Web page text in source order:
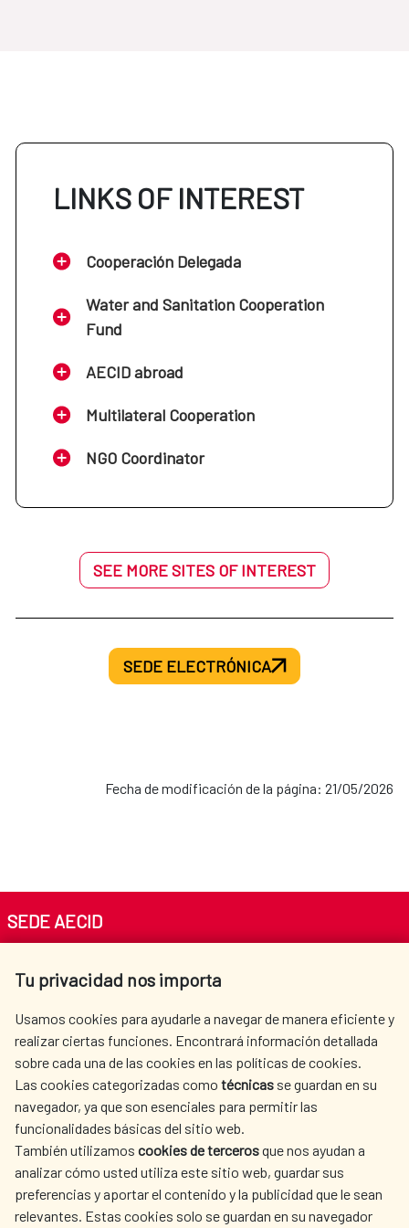
LINKS OF INTEREST
Cooperación Delegada
Water and Sanitation Cooperation
Fund
AECID abroad
Multilateral Cooperation
NGO Coordinator
SEE MORE SITES OF INTEREST
SEDE ELECTRÓNICA
Fecha de modificación de la página: 21/05/2026
Tu privacidad nos importa
Usamos cookies para ayudarle a navegar de manera eficiente y
realizar ciertas funciones. Encontrará información detallada
sobre cada una de las cookies en las políticas de cookies.
Las cookies categorizadas como técnicas se guardan en su
navegador, ya que son esenciales para permitir las
funcionalidades básicas del sitio web.
También utilizamos cookies de tercerosque nos ayudan a
analizar cómo usted utiliza este sitio web, guardar sus
preferencias y aportar el contenido y la publicidad que le sean
relevantes. Estas cookies solo se guardan en su navegador
SEDE AECID
Tel. +34 900 20 30 54​​​​​​​
AECID
WHERE DO WE COOPERATE?
SPANISH HUMANITARIAN
ACTION
PRESS ROOM
CULTURE AND SCIENCE LIBRARY